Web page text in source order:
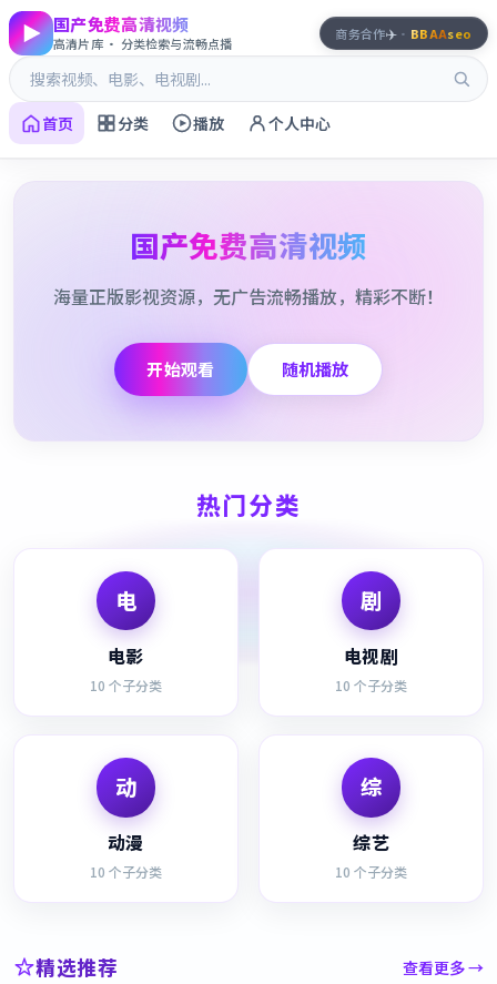
国产免费高清视频
高清片库 · 分类检索与流畅点播
首页 分类 播放 个人中心
商务合作✈️ · BBAAseo
国产免费高清视频
海量正版影视资源，无广告流畅播放，精彩不断！
开始观看 随机播放
热门分类
电
电影
10 个子分类
剧
电视剧
10 个子分类
动
动漫
10 个子分类
综
综艺
10 个子分类
精选推荐 查看更多 →